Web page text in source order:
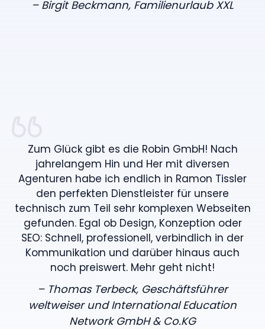
– Birgit Beckmann, Familienurlaub XXL
Zum Glück gibt es die Robin GmbH! Nach
jahrelangem Hin und Her mit diversen
Agenturen habe ich endlich in Ramon Tissler
den perfekten Dienstleister für unsere
technisch zum Teil sehr komplexen Webseiten
gefunden. Egal ob Design, Konzeption oder
SEO: Schnell, professionell, verbindlich in der
Kommunikation und darüber hinaus auch
noch preiswert. Mehr geht nicht!
– Thomas Terbeck, Geschäftsführer
weltweiser und International Education
Network GmbH & Co.KG